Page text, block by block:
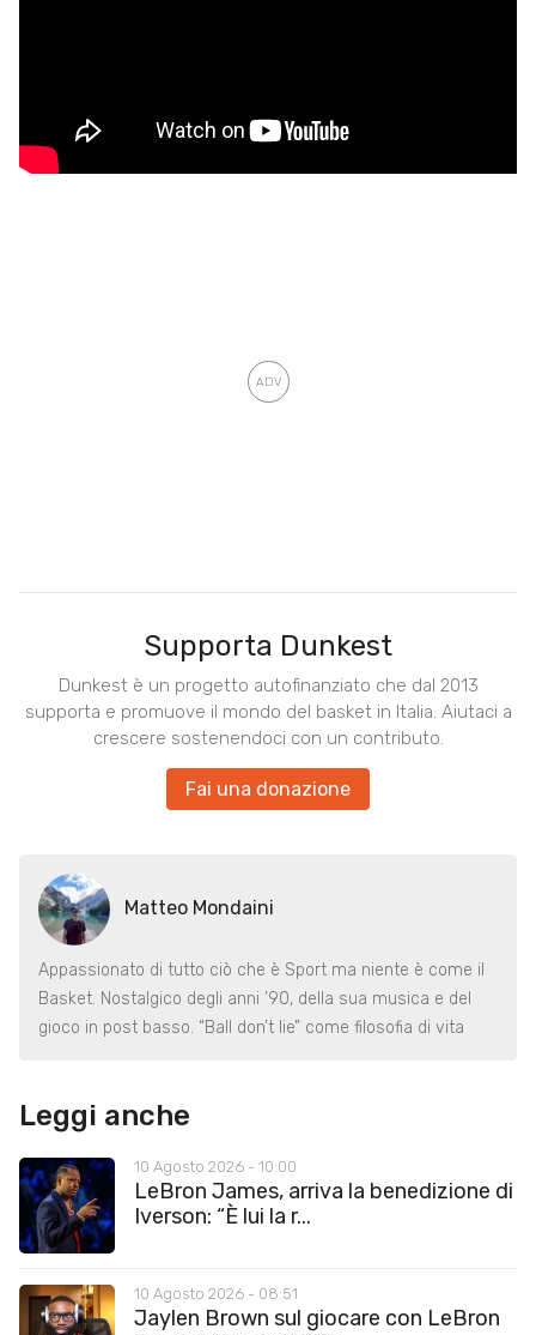
Supporta Dunkest
Dunkest è un progetto autofinanziato che dal 2013
supporta e promuove il mondo del basket in Italia. Aiutaci a
crescere sostenendoci con un contributo.
Fai una donazione
Matteo Mondaini
Appassionato di tutto ciò che è Sport ma niente è come il
Basket. Nostalgico degli anni ’90, della sua musica e del
gioco in post basso. “Ball don’t lie” come filosofia di vita
Leggi anche
10 Agosto 2026 - 10:00
LeBron James, arriva la benedizione di
Iverson: “È lui la r...
10 Agosto 2026 - 08:51
Jaylen Brown sul giocare con LeBron